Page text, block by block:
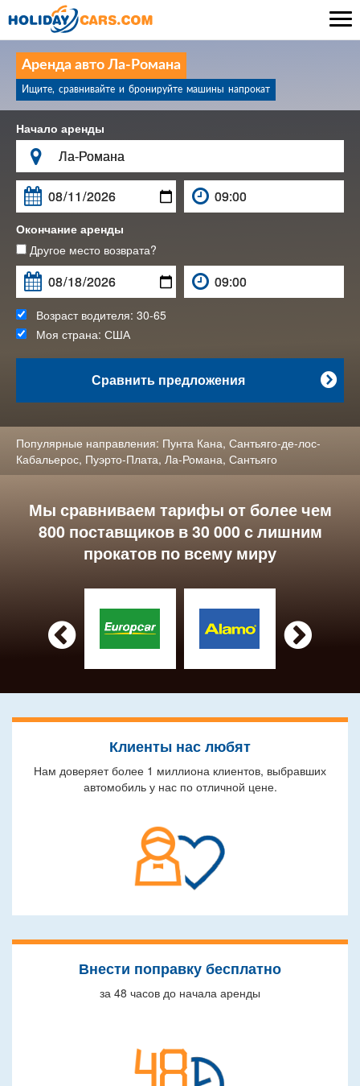
Аренда авто Ла-Романа
Ищите, сравнивайте и бронируйте машины напрокат
Начало аренды


Окончание аренды
Другое место возврата?
Возраст водителя: 30-65
Моя страна: США

Сравнить предложения
Популярные направления: Пунта Кана, Сантьяго-де-лос-
Кабальерос, Пуэрто-Плата, Ла-Романа, Сантьяго
Мы сравниваем тарифы от более чем
800 поставщиков в 30 000 с лишним
прокатов по всему миру
 
Клиенты нас любят
Нам доверяет более 1 миллиона клиентов, выбравших
автомобиль у нас по отличной цене.
Внести поправку бесплатно
за 48 часов до начала аренды